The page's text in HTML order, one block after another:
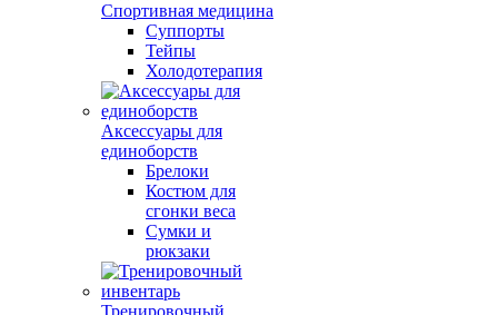
Спортивная медицина
Суппорты
Тейпы
Холодотерапия
Аксессуары для
единоборств
Брелоки
Костюм для
сгонки веса
Сумки и
рюкзаки
Тренировочный